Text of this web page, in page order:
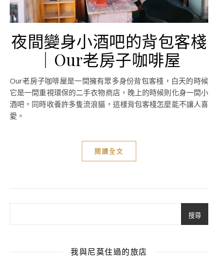
夜間變身小酒吧的背包客棧
｜Our老房子咖啡屋
Our老房子咖啡屋是一間擁有眾多身份背包客棧，白天的時候
它是一間重視環保的二手衣物商店，晚上的時候則化身一間小
酒吧，同時收養許多隻流浪貓，這樣背包客棧怎麼能不讓人喜
愛。
閱讀全文
搜尋
我與尼莫住過的旅店